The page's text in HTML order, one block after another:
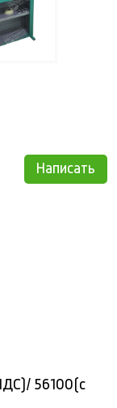
Написать
56100(с